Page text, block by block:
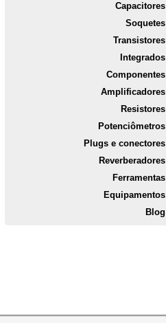
Capacitores
Soquetes
Transistores
Integrados
Componentes
Amplificadores
Resistores
Potenciômetros
Plugs e conectores
Reverberadores
Ferramentas
Equipamentos
Blog